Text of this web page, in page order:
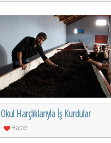
Okul Harçlıklarıyla İş Kurdular
Haber